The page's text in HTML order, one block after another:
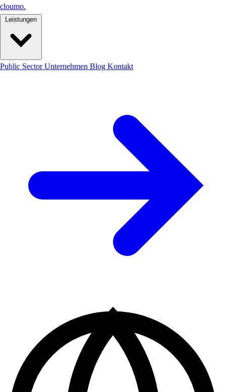
cloumo.
Public SectorUnternehmen Blog Kontakt